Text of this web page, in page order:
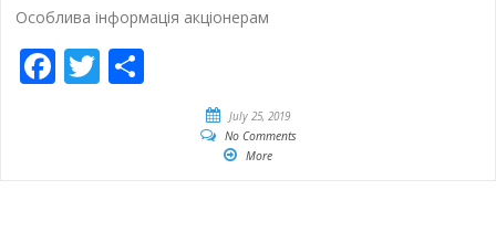
Особлива інформація акціонерам
Facebook
Twitter
July 25, 2019
No Comments
More